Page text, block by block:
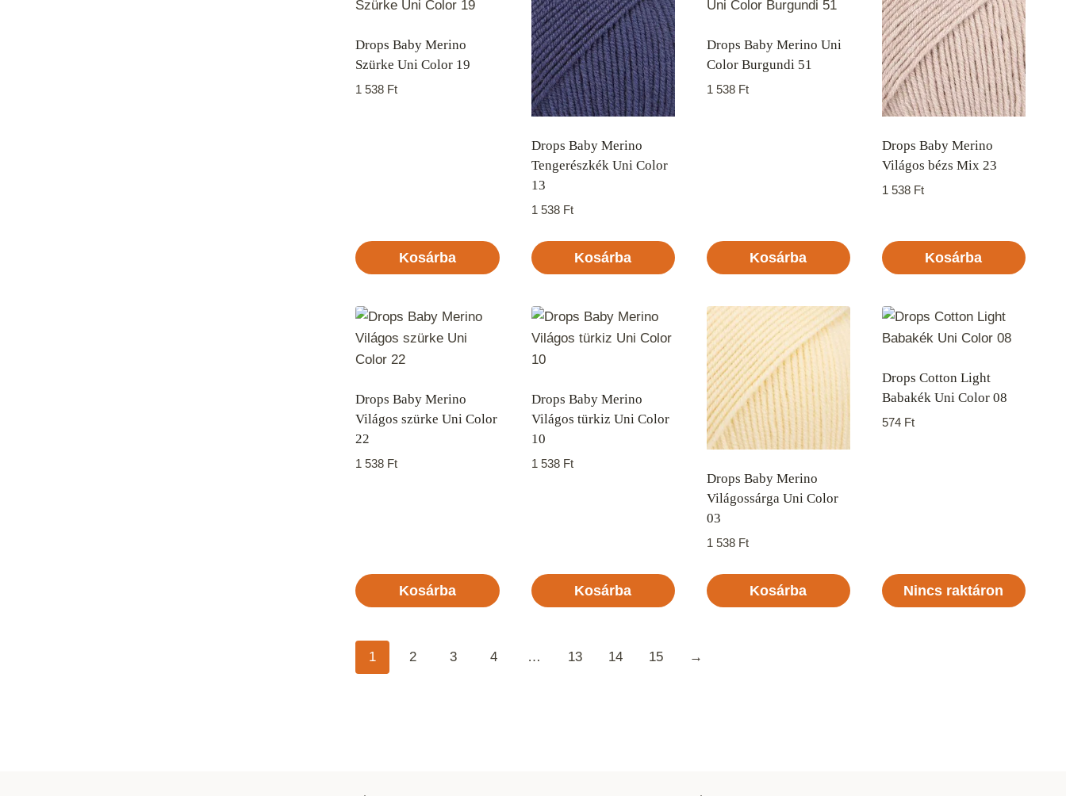
Drops Baby Merino
Szürke Uni Color 19
1 538 Ft
Kosárba
Drops Baby Merino
Tengerészkék Uni Color
13
1 538 Ft
Kosárba
Drops Baby Merino Uni
Color Burgundi 51
1 538 Ft
Kosárba
Drops Baby Merino
Világos bézs Mix 23
1 538 Ft
Kosárba
Drops Baby Merino
Világos szürke Uni Color
22
1 538 Ft
Kosárba
Drops Baby Merino
Világos türkiz Uni Color
10
1 538 Ft
Kosárba
Drops Baby Merino
Világossárga Uni Color
03
1 538 Ft
Kosárba
Drops Cotton Light
Babakék Uni Color 08
574 Ft
Nincs raktáron
1 2 3 4 … 13 14 15 →